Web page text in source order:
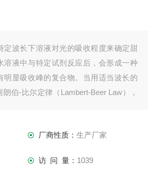
定波长下溶液对光的吸收程度来确定甜
溶液中与特定试剂反应后，会形成一种
明显吸收峰的复合物。当用适当波长的
伯-比尔定律（Lambert-Beer Law），
厂商性质： 生产厂家
访 问 量： 1039